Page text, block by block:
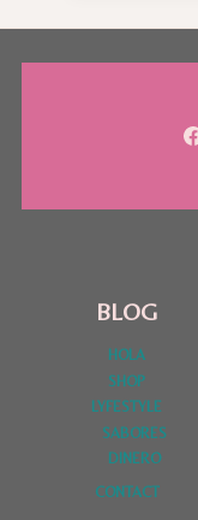
LOS
DE
BLOG
HOLA
SHOP
LYFESTYLE
SABORES
DINERO
CONTACT